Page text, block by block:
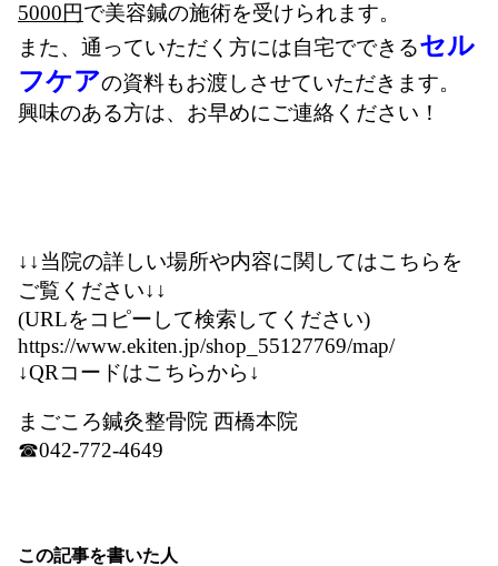
5000円で美容鍼の施術を受けられます。
また、通っていただく方には自宅でできるセル
フケアの資料もお渡しさせていただきます。
興味のある方は、お早めにご連絡ください！
↓↓当院の詳しい場所や内容に関してはこちらを
ご覧ください↓↓
(URLをコピーして検索してください)
https://www.ekiten.jp/shop_55127769/map/
↓QRコードはこちらから↓
まごころ鍼灸整骨院 西橋本院
☎042-772-4649
この記事を書いた人